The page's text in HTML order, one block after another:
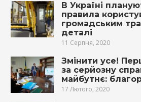
В Україні
правила
громадським
деталі
11 Серпня, 2020
Змінити усе!
за серйозну
майбутнє:
17 Лютого, 2020